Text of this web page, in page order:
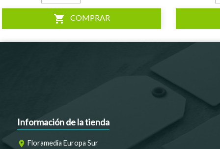
shopping_cart COMPRAR
Información de la tienda
room Floramedia Europa Sur